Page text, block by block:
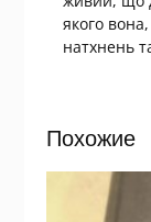
якого
натхнень
Похожие